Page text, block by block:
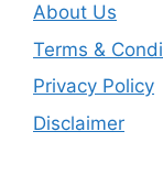
About Us
Terms &
Privacy Policy
Disclaimer